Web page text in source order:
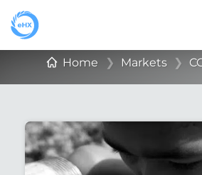
Home ❯ Markets ❯